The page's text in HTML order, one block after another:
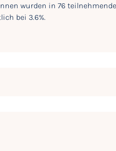
innen wurden in 76
bei 3.6%.